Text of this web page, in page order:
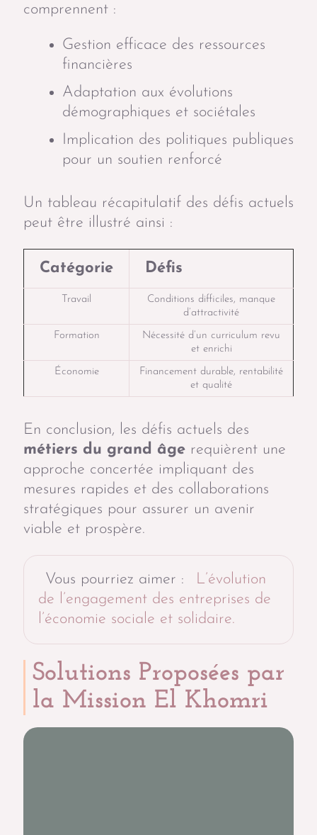
comprennent :
Gestion efficace des ressources
financières
Adaptation aux évolutions
démographiques et sociétales
Implication des politiques publiques
pour un soutien renforcé
Un tableau récapitulatif des défis actuels
peut être illustré ainsi :
Catégorie Défis
Travail
Conditions difficiles, manque
d’attractivité
Formation
Nécessité d’un curriculum revu
et enrichi
Économie
Financement durable, rentabilité
et qualité
En conclusion, les défis actuels des
métiers du grand âge requièrent une
approche concertée impliquant des
mesures rapides et des collaborations
stratégiques pour assurer un avenir
viable et prospère.
Vous pourriez aimer :
L’évolution
de l’engagement des entreprises de
l’économie sociale et solidaire.
Solutions Proposées par
la Mission El Khomri